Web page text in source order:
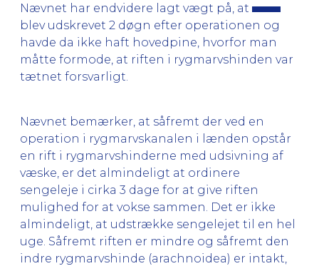
Nævnet har endvidere lagt vægt på, at
blev udskrevet 2 døgn efter operationen og
havde da ikke haft hovedpine, hvorfor man
måtte formode, at riften i rygmarvshinden var
tætnet forsvarligt.
Nævnet bemærker, at såfremt der ved en
operation i rygmarvskanalen i lænden opstår
en rift i rygmarvshinderne med udsivning af
væske, er det almindeligt at ordinere
sengeleje i cirka 3 dage for at give riften
mulighed for at vokse sammen. Det er ikke
almindeligt, at udstrække sengelejet til en hel
uge. Såfremt riften er mindre og såfremt den
indre rygmarvshinde (arachnoidea) er intakt,